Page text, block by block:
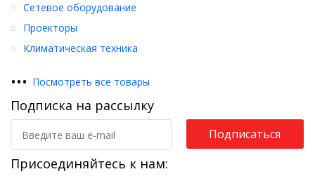
Сетевое оборудование
Проекторы
Климатическая техника
••• Посмотреть все товары
Подписка на рассылку
Подписаться
Присоединяйтесь к нам: